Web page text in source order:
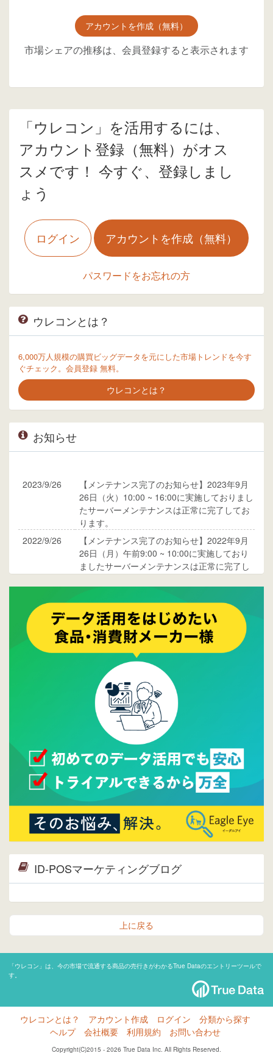
アカウントを作成（無料）
市場シェアの推移は、会員登録すると表示されます
「ウレコン」を活用するには、
アカウント登録（無料）がオス
スメです！ 今すぐ、登録しまし
ょう
ログイン アカウントを作成（無料）
パスワードをお忘れの方
ウレコンとは？
6,000万人規模の購買ビッグデータを元にした市場トレンドを今す
ぐチェック。会員登録 無料。
ウレコンとは？
お知らせ
2023/9/26
【メンテナンス完了のお知らせ】2023年9月
26日（火）10:00 ~ 16:00に実施しておりまし
たサーバーメンテナンスは正常に完了してお
ります。
2022/9/26
【メンテナンス完了のお知らせ】2022年9月
26日（月）午前9:00 ~ 10:00に実施しており
ましたサーバーメンテナンスは正常に完了し
ご覧ください。
2015/10/19
ウレコンのサイト機能を大幅バージョンアッ
プ。詳細はこちら。⇒告知ページへ
2015/09/28
ウレコンが機能拡充し、サイトリニューアル
しました。⇒
ウレコンFacebook
Facebookページを開設しました。詳細は
ら。
ウレコンサイトリリースしました。
ID-POSマーケティングブログ
上に戻る
「ウレコン」は、今の市場で流通する商品の売行きがわかるTrue Dataのエントリーツールで
す。
ウレコンとは？ アカウント作成 ログイン
分類から探す
ヘルプ
会社概要 利用規約 お問い合わせ
Copyright(C)2015 - 2026 True Data Inc. All Rights Reserved.